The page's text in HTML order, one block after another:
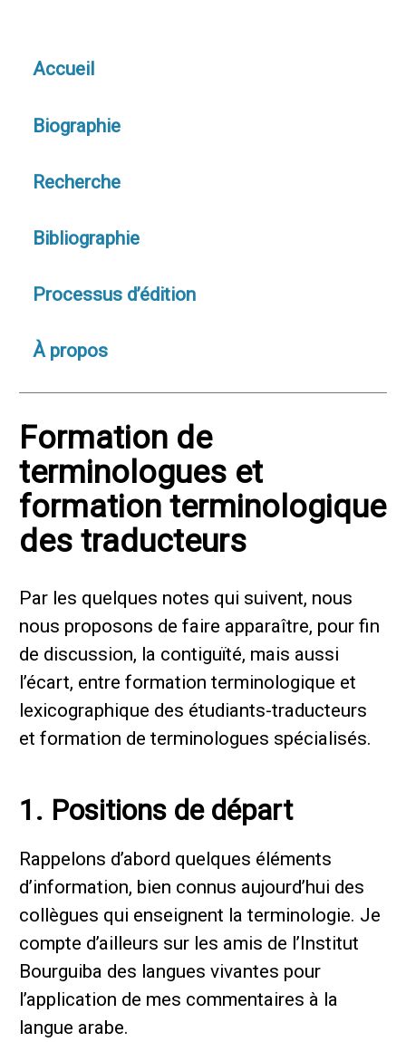
Accueil
Biographie
Recherche
Bibliographie
Processus d’édition
À propos
Formation de
terminologues et
formation terminologique
des traducteurs
Par les quelques notes qui suivent, nous
nous proposons de faire apparaître, pour fin
de discussion, la contiguïté, mais aussi
l’écart, entre formation terminologique et
lexicographique des étudiants-traducteurs
et formation de terminologues spécialisés.
1. Positions de départ
Rappelons d’abord quelques éléments
d’information, bien connus aujourd’hui des
collègues qui enseignent la terminologie. Je
compte d’ailleurs sur les amis de l’Institut
Bourguiba des langues vivantes pour
l’application de mes commentaires à la
langue arabe.